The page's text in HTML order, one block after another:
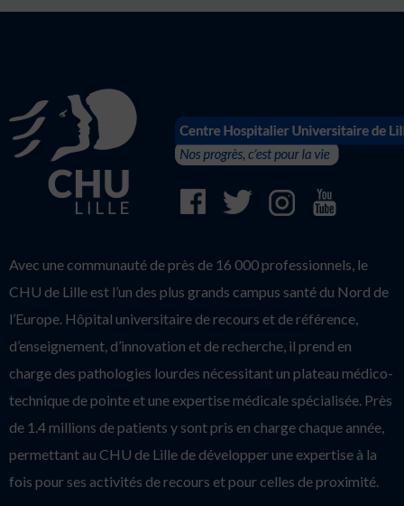
Avec une communauté de près de 16 000 professionnels, le
CHU de Lille est l’un des plus grands campus santé du Nord de
l’Europe. Hôpital universitaire de recours et de référence,
d’enseignement, d’innovation et de recherche, il prend en
charge des pathologies lourdes nécessitant un plateau médico-
technique de pointe et une expertise médicale spécialisée. Près
de 1.4 millions de patients y sont pris en charge chaque année,
permettant au CHU de Lille de développer une expertise à la
fois pour ses activités de recours et pour celles de proximité.